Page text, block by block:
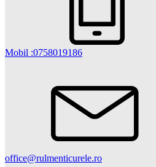
Mobil :0758019186
office@rulmenticurele.ro